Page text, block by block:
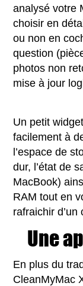
analysé votre
choisir en
ou non en
question
photos non
mise à jour
Un petit
facilement à
l’espace de
dur, l’état de
MacBook)
RAM tout en
rafraichir d’un
Une
En plus du
CleanMyMac